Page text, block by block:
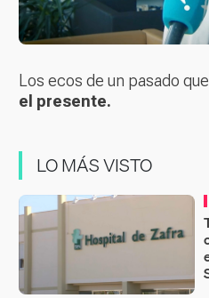
Los ecos de un pasado que
el presente.
LO MÁS VISTO